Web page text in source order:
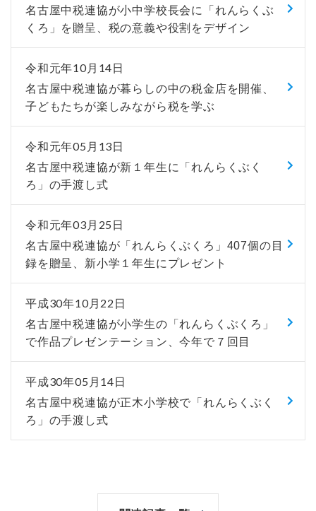
名古屋中税連協が小中学校長会に「れんらくぶ
くろ」を贈呈、税の意義や役割をデザイン
令和元年10月14日
名古屋中税連協が暮らしの中の税金店を開催、
子どもたちが楽しみながら税を学ぶ
令和元年05月13日
名古屋中税連協が新１年生に「れんらくぶく
ろ」の手渡し式
令和元年03月25日
名古屋中税連協が「れんらくぶくろ」407個の目
録を贈呈、新小学１年生にプレゼント
平成30年10月22日
名古屋中税連協が小学生の「れんらくぶくろ」
で作品プレゼンテーション、今年で７回目
平成30年05月14日
名古屋中税連協が正木小学校で「れんらくぶく
ろ」の手渡し式